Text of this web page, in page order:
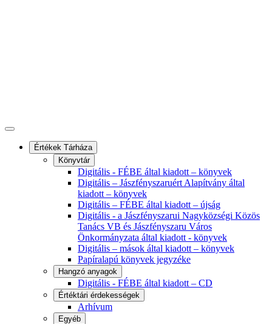
Értékek Tárháza
Könyvtár
Digitális - FÉBE által kiadott – könyvek
Digitális – Jászfényszaruért Alapítvány által
kiadott – könyvek
Digitális – FÉBE által kiadott – újság
Digitális - a Jászfényszarui Nagyközségi Közös
Tanács VB és Jászfényszaru Város
Önkormányzata által kiadott - könyvek
Digitális – mások által kiadott – könyvek
Papíralapú könyvek jegyzéke
Hangzó anyagok
Digitális - FÉBE által kiadott – CD
Értéktári érdekességek
Arhívum
Egyéb